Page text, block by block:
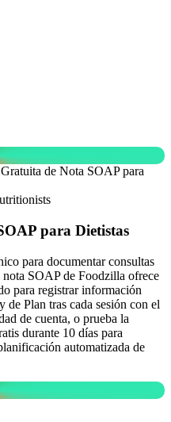
de Nota SOAP para
para Dietistas
para documentar consultas
SOAP de Foodzilla ofrece
para registrar información
Plan tras cada sesión con el
de cuenta, o prueba la
durante 10 días para
automatizada de